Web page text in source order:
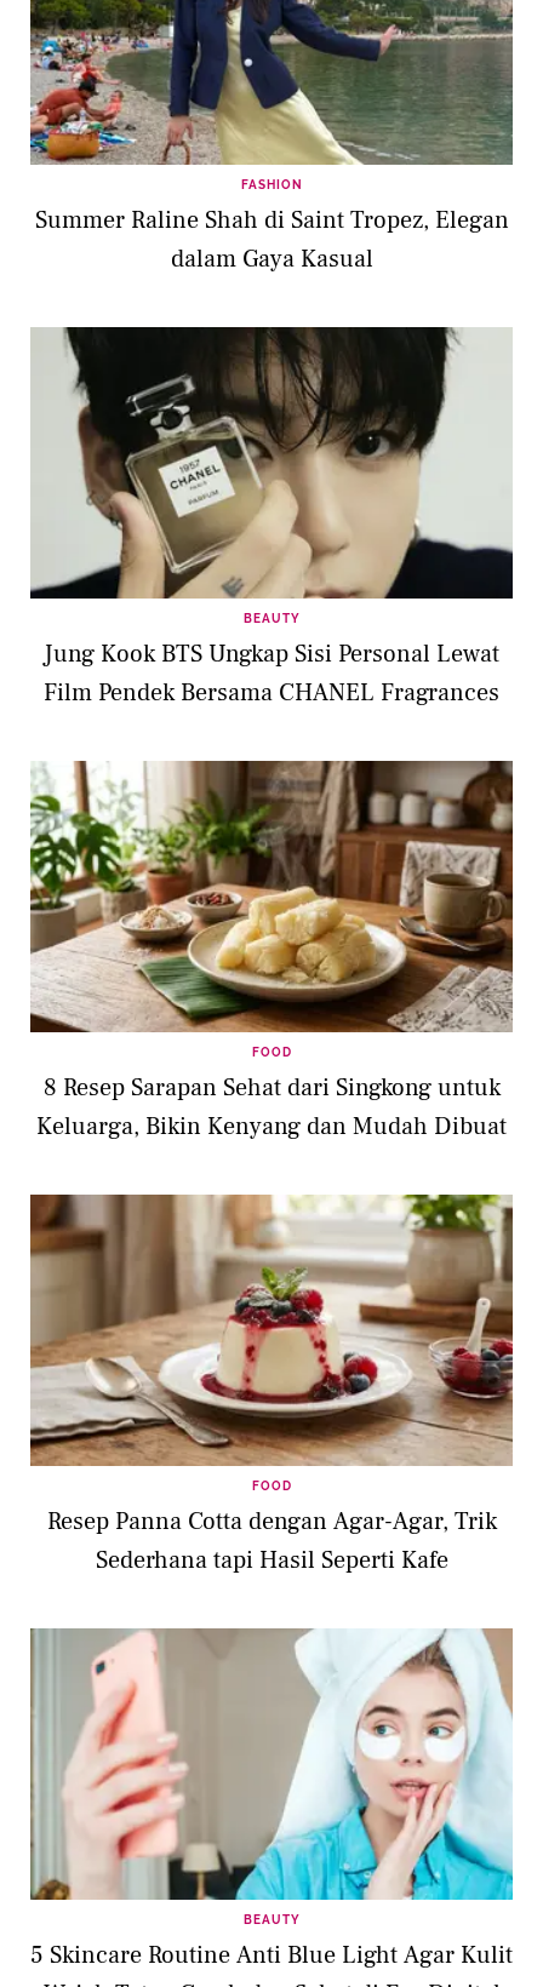
FASHION
Summer Raline Shah di Saint Tropez, Elegan
dalam Gaya Kasual
BEAUTY
Jung Kook BTS Ungkap Sisi Personal Lewat
Film Pendek Bersama CHANEL Fragrances
FOOD
8 Resep Sarapan Sehat dari Singkong untuk
Keluarga, Bikin Kenyang dan Mudah Dibuat
FOOD
Resep Panna Cotta dengan Agar-Agar, Trik
Sederhana tapi Hasil Seperti Kafe
BEAUTY
5 Skincare Routine Anti Blue Light Agar Kulit